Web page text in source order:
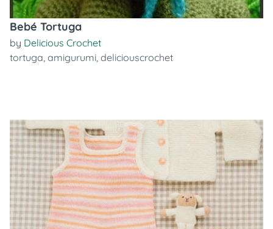
Bebé Tortuga
by Delicious Crochet
tortuga, amigurumi, deliciouscrochet